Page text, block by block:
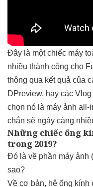
Đây là một chiếc máy
nhiều thành công cho
thông qua kết quả của
DPreview, hay các
chọn nó là máy ảnh all-
chắn sẽ ngày càng
Những chiếc ống
trong 2019?
Đó là về phần máy ảnh
sao?
Về cơ bản, hệ ống kính